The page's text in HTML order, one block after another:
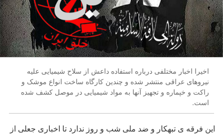
اخیرا اخبار مختلفی درباره استفاده داعش از سلاح شیمیایی علیه
نیروهای عراقی منتشر شده و چندین کارگاه ساخت انواع موشک و
راکت و خپماره و تجهیز آنها به مواد شیمیایی در موصل کشف شده
است.
این فرقه ی تبهکار و ضد ملی شب و روز ندارد تا اخباری جعلی از